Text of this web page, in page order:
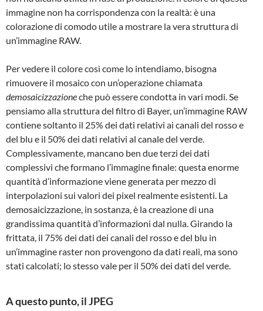
immagine non ha corrispondenza con la realtà: è una
colorazione di comodo utile a mostrare la vera struttura di
un’immagine RAW.
Per vedere il colore così come lo intendiamo, bisogna
rimuovere il mosaico con un’operazione chiamata
demosaicizzazioneche può essere condotta in vari modi. Se
pensiamo alla struttura del filtro di Bayer, un’immagine RAW
contiene soltanto il 25% dei dati relativi ai canali del rosso e
del blu e il 50% dei dati relativi al canale del verde.
Complessivamente, mancano ben due terzi dei dati
complessivi che formano l’immagine finale: questa enorme
quantità d’informazione viene generata per mezzo di
interpolazioni sui valori dei pixel realmente esistenti. La
demosaicizzazione, in sostanza, è la creazione di una
grandissima quantità d’informazioni dal nulla. Girando la
frittata, il 75% dei dati dei canali del rosso e del blu in
un’immagine raster non provengono da dati reali, ma sono
stati calcolati; lo stesso vale per il 50% dei dati del verde.
A questo punto, il JPEG